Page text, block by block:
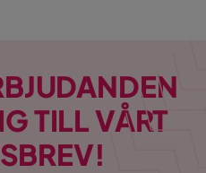
TILL VÅRT